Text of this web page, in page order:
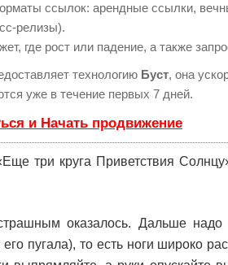
ссылок: арендные ссылки,
релизы).
где рост или падение, а также
технологию Буст, она
уже в течение первых 7 дней.
и Начать продвижение
три круга Приветствия
оказалось. Дальше надо
пугала), то есть ноги широко